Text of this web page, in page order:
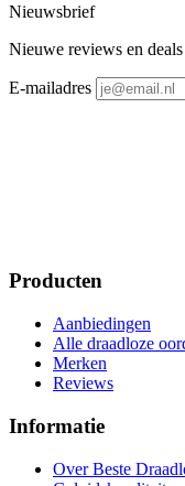
Nieuwsbrief
Nieuwe reviews en
E-mailadres
Producten
Aanbiedingen
Alle draadloze
Merken
Reviews
Informatie
Over Beste